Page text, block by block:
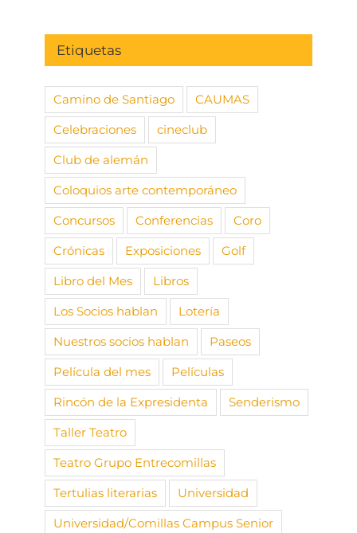
Etiquetas
Camino de Santiago
CAUMAS
Celebraciones
cineclub
Club de alemán
Coloquios arte contemporáneo
Concursos
Conferencias
Coro
Crónicas
Exposiciones
Golf
Libro del Mes
Libros
Los Socios hablan
Lotería
Nuestros socios hablan
Paseos
Película del mes
Películas
Rincón de la Expresidenta
Senderismo
Taller Teatro
Teatro Grupo Entrecomillas
Tertulias literarias
Universidad
Universidad/Comillas Campus Senior